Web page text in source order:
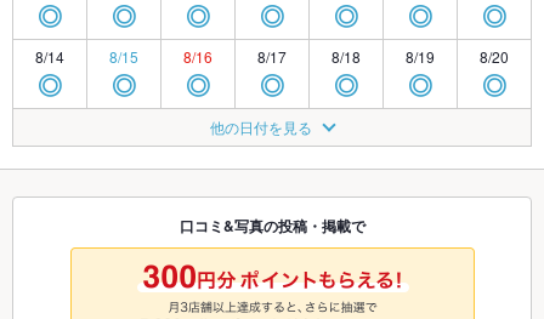
◎ ◎ ◎ ◎ ◎ ◎ ◎
8/14
◎
8/15
◎
8/16
◎
8/17
◎
8/18
◎
8/19
◎
8/20
◎
◎ ◎
8/23
◎
8/24
◎
8/25
◎ ◎ ◎
8/28 8/29 8/30
◎
8/31
◎
9/1
◎
9/2 9/3
9/6
◎ ◎ ◎ ◎
他の日付を見る
口コミ&写真の投稿・掲載で